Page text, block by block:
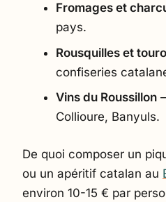
Fromages et
pays.
Rousquilles et
confiseries
Vins du Roussillon
Collioure, Banyuls.
De quoi composer un
ou un apéritif catalan au
environ 10-15 € par